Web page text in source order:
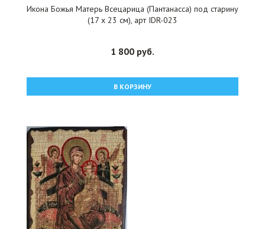
Икона Божья Матерь Всецарица (Пантанасса) под старину
(17 х 23 см), арт IDR-023
1 800 руб.
В КОРЗИНУ